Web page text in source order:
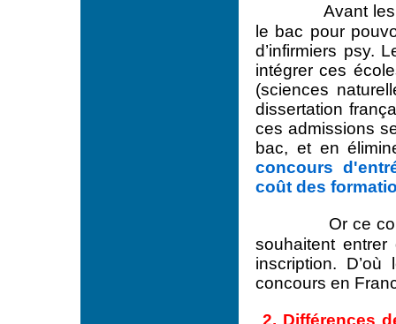
Avant
le bac pour
d’infirmiers psy.
intégrer ces
(sciences
dissertation
ces admissions
bac, et en
concours
coût des
Or ce
souhaitent
inscription.
concours en
2. Différences